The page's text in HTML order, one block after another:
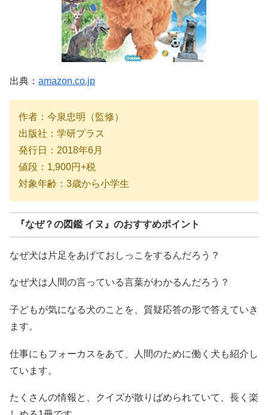
出典： amazon.co.jp
作者：今泉忠明（監修）
出版社：学研プラス
発行日：2018年6月
値段：1,900円+税
対象年齢：3歳から小学生
『なぜ？の図鑑 イヌ』のおすすめポイント
なぜ犬は片足をあげておしっこをするんだろう？
なぜ犬は人間の言っている言葉がわかるんだろう？
子どもが気になる犬のことを、質疑応答の形で答えていき
ます。
仕事にもフォーカスをあて、人間のために働く犬も紹介し
ています。
たくさんの情報と、クイズが散りばめられていて、長く楽